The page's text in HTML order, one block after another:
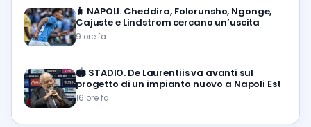
🧳 NAPOLI. Cheddira, Folorunsho, Ngonge,
Cajuste e Lindstrom cercano un’uscita
9 ore fa
🏟️ STADIO. De Laurentiis va avanti sul
progetto di un impianto nuovo a Napoli Est
16 ore fa